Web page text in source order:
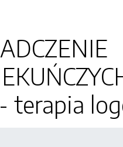
terapia